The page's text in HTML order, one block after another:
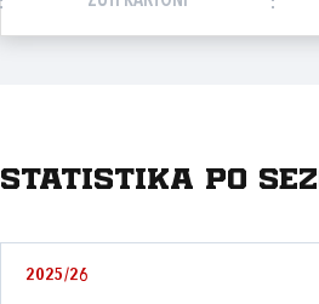
Statistika po
2025/26